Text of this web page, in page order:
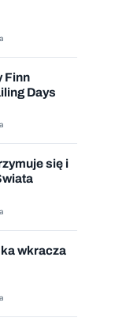
Finn
Days
się i
wkracza